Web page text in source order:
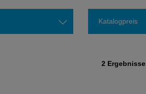
Katalogpreis
2 Ergebnisse